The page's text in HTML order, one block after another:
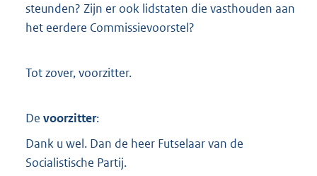
steunden? Zijn er ook lidstaten die vasthouden aan
het eerdere Commissievoorstel?
Tot zover, voorzitter.
De voorzitter:
Dank u wel. Dan de heer Futselaar van de
Socialistische Partij.